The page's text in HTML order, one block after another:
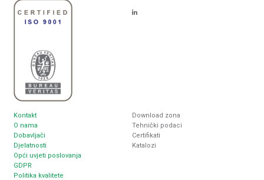
Kontakt
O nama
Dobavljači
Djelatnosti
Opći uvjeti poslovanja
GDPR
Politika kvalitete
Download zona
Tehnički podaci
Certifikati
Katalozi